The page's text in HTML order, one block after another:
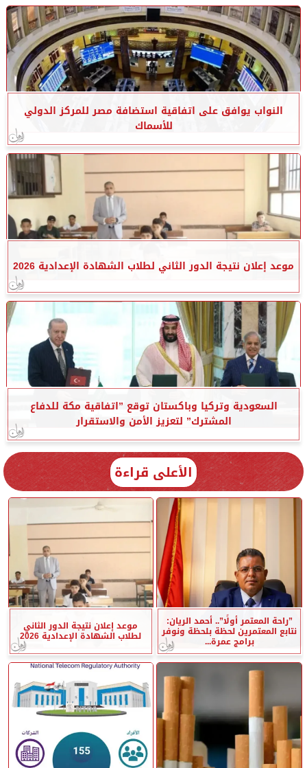
النواب يوافق على اتفاقية استضافة مصر للمركز الدولي
للأسماك
موعد إعلان نتيجة الدور الثاني لطلاب الشهادة الإعدادية 2026
السعودية وتركيا وباكستان توقع ”اتفاقية مكة للدفاع
المشترك” لتعزيز الأمن والاستقرار
الأعلى قراءة
”راحة المعتمر أولًا”.. أحمد الريان:
نتابع المعتمرين لحظة بلحظة ونوفر
برامج عمرة...
موعد إعلان نتيجة الدور الثاني
لطلاب الشهادة الإعدادية 2026